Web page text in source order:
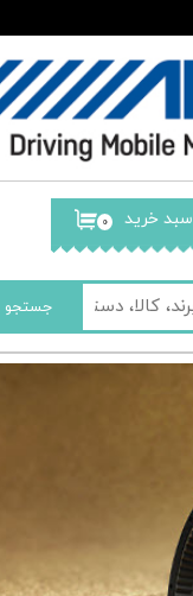
جستجو
۰ سبد خرید